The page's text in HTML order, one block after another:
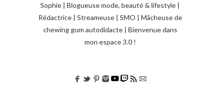
c
Sophie | Blogueuse mode, beauté & lifestyle |
Rédactrice | Streameuse | SMO | Mâcheuse de
chewing gum autodidacte | Bienvenue dans
mon espace 3.0 !